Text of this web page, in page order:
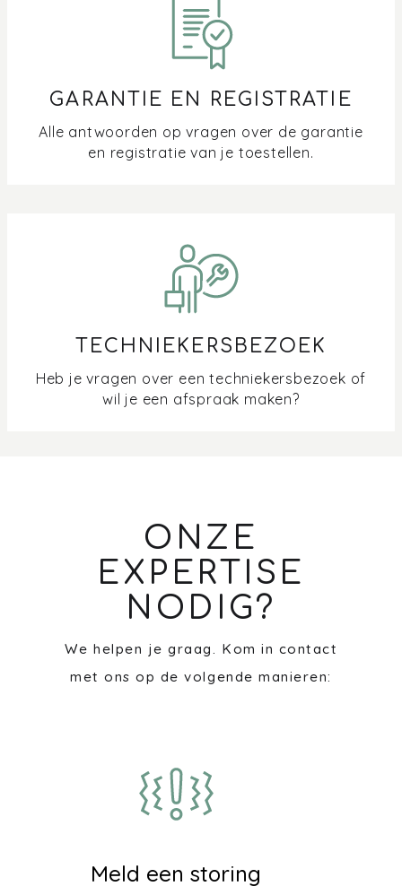
GARANTIE EN REGISTRATIE
Alle antwoorden op vragen over de garantie
en registratie van je toestellen.
TECHNIEKERSBEZOEK
Heb je vragen over een techniekersbezoek of
wil je een afspraak maken?
ONZE
EXPERTISE
NODIG?
We helpen je graag. Kom in contact
met ons op de volgende manieren:
Meld een storing